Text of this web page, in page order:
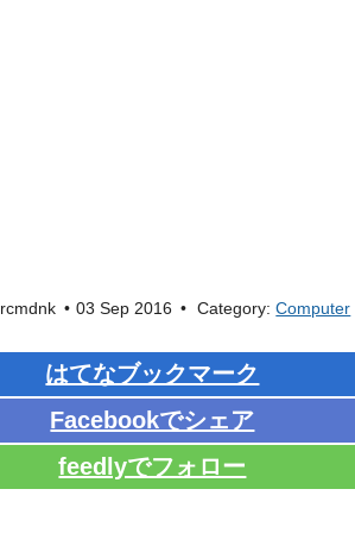
rcmdnk 03 Sep 2016 Category:Computer
はてなブックマーク
Facebookでシェア
feedlyでフォロー